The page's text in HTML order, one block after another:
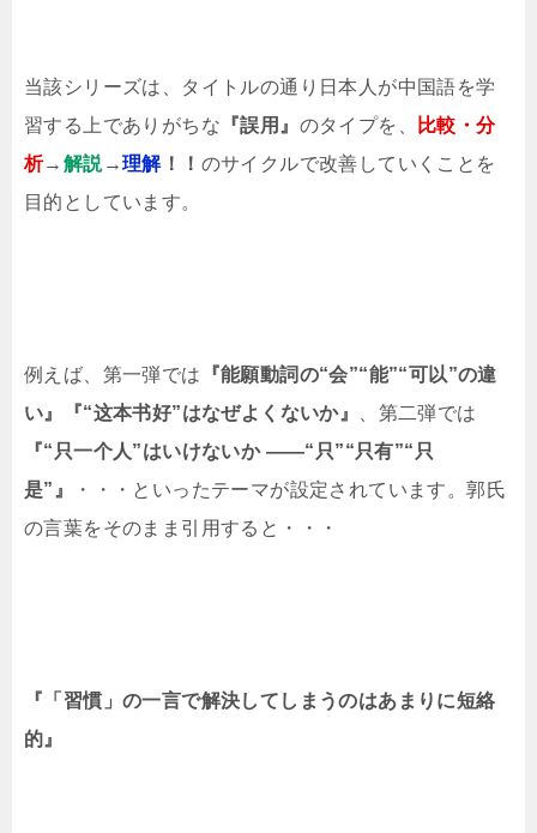
当該シリーズは、タイトルの通り日本人が中国語を学
習する上でありがちな 『誤用』 のタイプを、
比較・分
析→ 解説→理解！！ のサイクルで改善していくことを
目的としています。
例えば、第一弾では 『能願動詞の“会”“能”“可以”の違
い』『“这本书好”はなぜよくないか』
、第二弾では
『“只一个人”はいけないか ——“只”“只有”“只
是” 』
・・・といったテーマが設定されています。郭氏
の言葉をそのまま引用すると・・・
『「習慣」の一言で解決してしまうのはあまりに短絡
的』